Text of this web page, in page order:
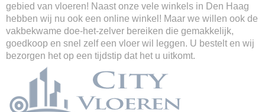
gebied van vloeren! Naast onze vele winkels in Den Haag
hebben wij nu ook een online winkel! Maar we willen ook de
vakbekwame doe-het-zelver bereiken die gemakkelijk,
goedkoop en snel zelf een vloer wil leggen. U bestelt en wij
bezorgen het op een tijdstip dat het u uitkomt.